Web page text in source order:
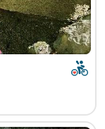
poi-